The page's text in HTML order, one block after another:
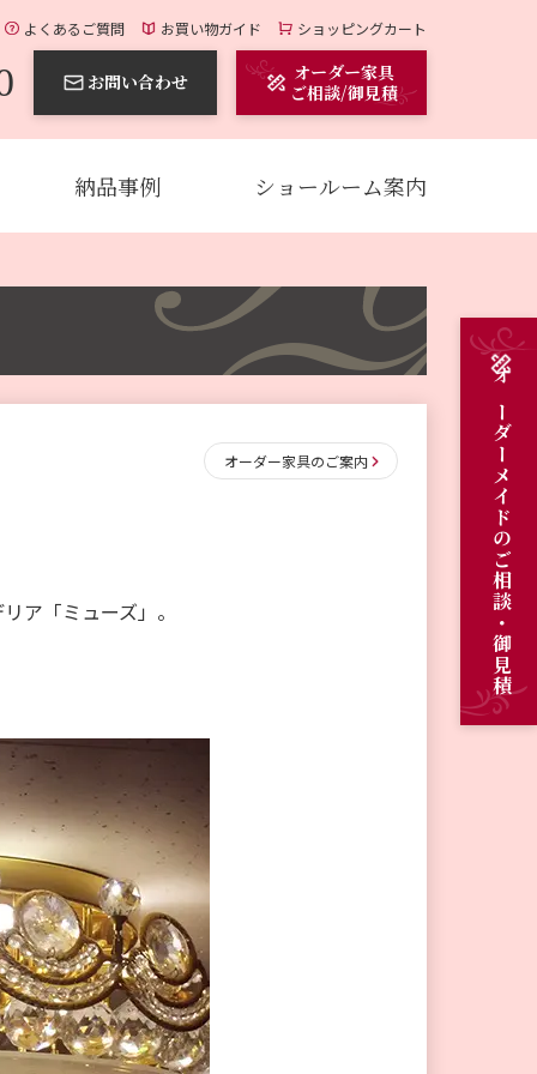
よくあるご質問 お買い物ガイド ショッピングカート
お問い合わせ
オーダー家具
ご相談/御見積
納品事例 ショールーム案内
オーダーメイドのご相談・御見積
オーダー家具のご案内
ア「ミューズ」。